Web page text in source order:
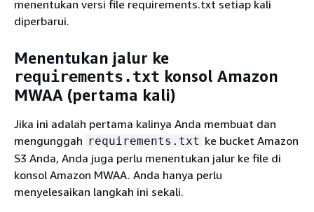
menentukan versi file requirements.txt setiap kali
diperbarui.
Menentukan jalur ke
requirements.txt konsol Amazon
MWAA (pertama kali)
Jika ini adalah pertama kalinya Anda membuat dan
mengunggah requirements.txt ke bucket Amazon
S3 Anda, Anda juga perlu menentukan jalur ke file di
konsol Amazon MWAA. Anda hanya perlu
menyelesaikan langkah ini sekali.